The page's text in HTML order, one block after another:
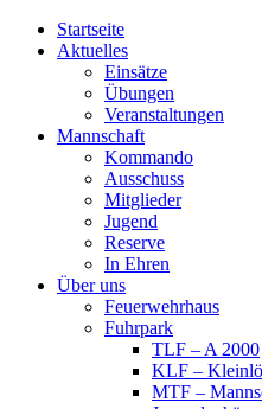
Startseite
Aktuelles
Einsätze
Übungen
Veranstaltungen
Mannschaft
Kommando
Ausschuss
Mitglieder
Jugend
Reserve
In Ehren
Über uns
Feuerwehrhaus
Fuhrpark
TLF – A 2000
KLF –
MTF –